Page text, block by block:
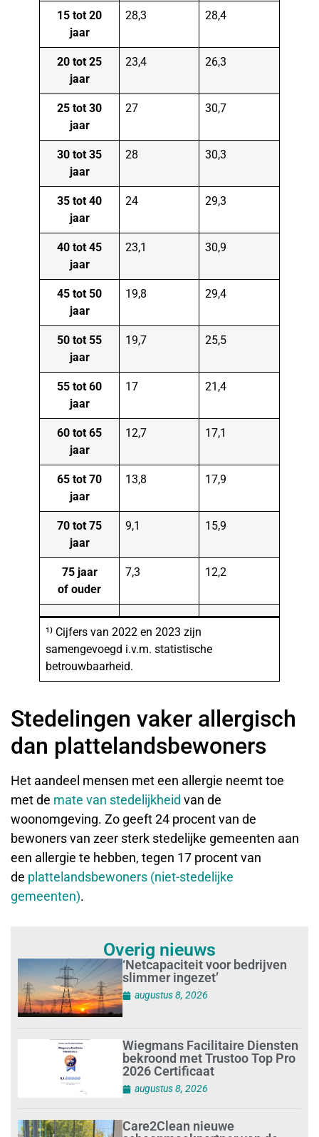
15 tot 20
jaar
28,3 28,4
20 tot 25
jaar
23,4 26,3
25 tot 30
jaar
27 30,7
30 tot 35
jaar
28 30,3
35 tot 40
jaar
24 29,3
40 tot 45
jaar
23,1 30,9
45 tot 50
jaar
19,8 29,4
50 tot 55
jaar
19,7 25,5
55 tot 60
jaar
17 21,4
60 tot 65
jaar
12,7 17,1
65 tot 70
jaar
13,8 17,9
70 tot 75
jaar
9,1 15,9
75 jaar
of ouder
7,3 12,2
¹⁾ Cijfers van 2022 en 2023 zijn
samengevoegd i.v.m. statistische
betrouwbaarheid.
Stedelingen vaker allergisch
dan plattelandsbewoners
Het aandeel mensen met een allergie neemt toe
met de mate van stedelijkheid van de
woonomgeving. Zo geeft 24 procent van de
bewoners van zeer sterk stedelijke gemeenten aan
een allergie te hebben, tegen 17 procent van
de plattelandsbewoners (niet-stedelijke
gemeenten).
Overig nieuws
‘Netcapaciteit voor bedrijven
slimmer ingezet’
augustus 8, 2026
Wiegmans Facilitaire Diensten
bekroond met Trustoo Top Pro
2026 Certificaat
augustus 8, 2026
Care2Clean nieuwe